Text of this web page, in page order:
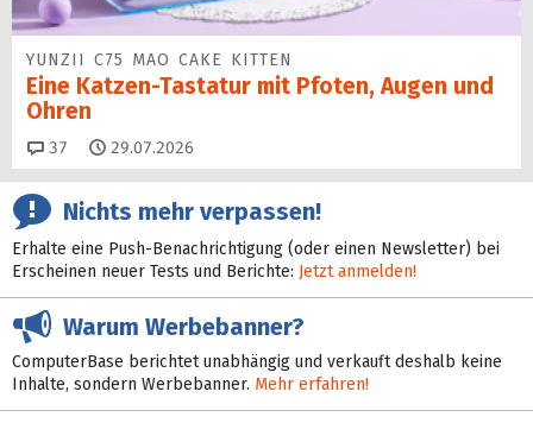
YUNZII C75 MAO CAKE KITTEN
Eine Katzen-Tastatur mit Pfoten, Augen und
Ohren
37 Kommentare
29.07.2026
Nichts mehr verpassen!
Erhalte eine Push-Benachrichtigung (oder einen Newsletter) bei
Erscheinen neuer Tests und Berichte: Jetzt anmelden!
Warum Werbebanner?
ComputerBase berichtet unabhängig und verkauft deshalb keine
Inhalte, sondern Werbebanner. Mehr erfahren!